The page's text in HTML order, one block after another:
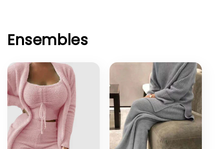
Ensembles